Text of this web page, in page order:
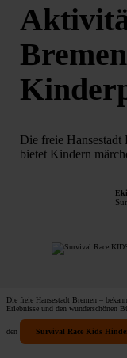
Die freie Hansestadt
bietet Kindern
Die freie Hansestadt Bremen –
Erlebnisse und den wunderschönen
den Survival Race Kids